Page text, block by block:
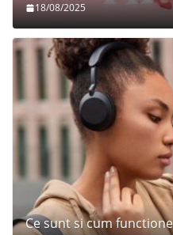
18/08/2025
Ce sunt si cum